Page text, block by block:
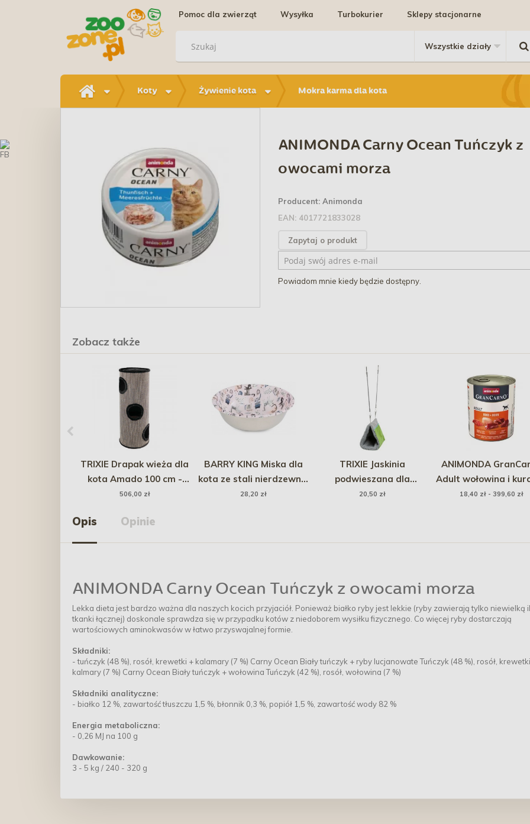
Pomoc dla zwierząt Wysyłka Turbokurier Sklepy stacjonarne
Koty Żywienie kota Mokra karma dla kota
ANIMONDA Carny Ocean Tuńczyk z
owocami morza
Producent:Animonda
EAN: 4017721833028
Zapytaj o produkt
Powiadom mnie kiedy będzie dostępny.
Zobacz także
TRIXIE Drapak wieża dla
kota Amado 100 cm -
czarny
506,00 zł
BARRY KING Miska dla
kota ze stali nierdzewnej
COLORFUL KITTENS 350
28,20 zł
TRIXIE Jaskinia
podwieszana dla
chomika
20,50 zł
ANIMONDA
Adult wołowina i
800g
18,40 zł - 399,60 zł
Opis Opinie
ANIMONDA Carny Ocean Tuńczyk z owocami morza
Lekka dieta jest bardzo ważna dla naszych kocich przyjaciół. Ponieważ białko ryby jest lekkie (ryby zawierają tylko niewielką
tkanki łącznej) doskonale sprawdza się w przypadku kotów z niedoborem wysiłku fizycznego. Co więcej ryby dostarczają
wartościowych aminokwasów w łatwo przyswajalnej formie.
Składniki:
- tuńczyk (48 %), rosół, krewetki + kalamary (7 %) Carny Ocean Biały tuńczyk + ryby lucjanowate Tuńczyk (48 %), rosół,
kalmary (7 %) Carny Ocean Biały tuńczyk + wołowina Tuńczyk (42 %), rosół, wołowina (7 %)
Składniki analityczne:
- białko 12 %, zawartość tłuszczu 1,5 %, błonnik 0,3 %, popiół 1,5 %, zawartość wody 82 %
Energia metaboliczna:
- 0,26 MJ na 100 g
Dawkowanie:
3 - 5 kg / 240 - 320 g